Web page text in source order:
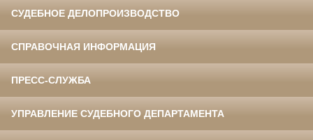
СУДЕБНОЕ ДЕЛОПРОИЗВОДСТВО
СПРАВОЧНАЯ ИНФОРМАЦИЯ
ПРЕСС-СЛУЖБА
УПРАВЛЕНИЕ СУДЕБНОГО ДЕПАРТАМЕНТА